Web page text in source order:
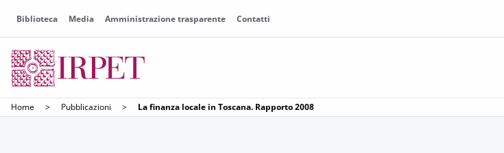
Biblioteca Media Amministrazione trasparente Contatti
Home > Pubblicazioni > La finanza locale in Toscana. Rapporto 2008